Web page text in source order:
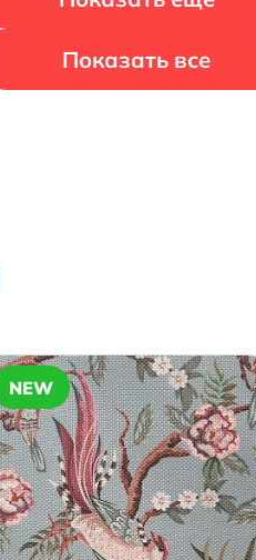
Показать все
NEW